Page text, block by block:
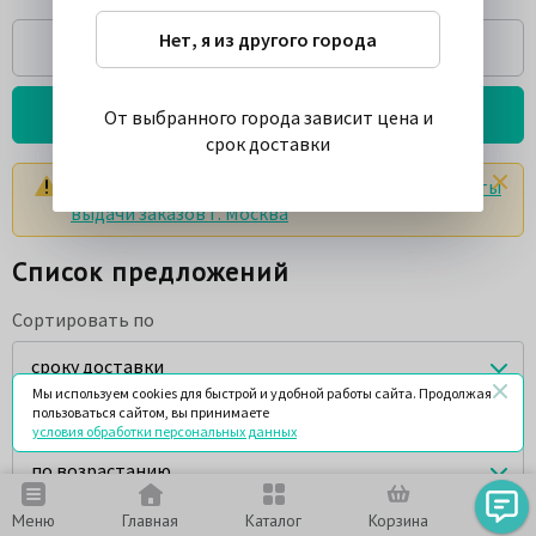
Меню Главная Каталог Корзина Чат
Спросить
Подробнее о товаре
пункты
выдачи заказов г. Москва
Список предложений
Сортировать по
сроку доставки
Порядок сортировки
по возрастанию
Нет, я из другого города
От выбранного города зависит цена и
срок доставки
Мы используем cookies для быстрой и удобной работы сайта. Продолжая
пользоваться сайтом, вы принимаете
условия обработки персональных данных